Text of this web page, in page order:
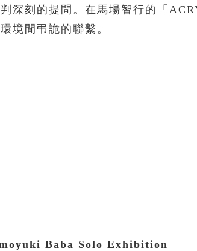
深刻的提問。在馬場智行的「
境間弔詭的聯繫。
Baba Solo Exhibition